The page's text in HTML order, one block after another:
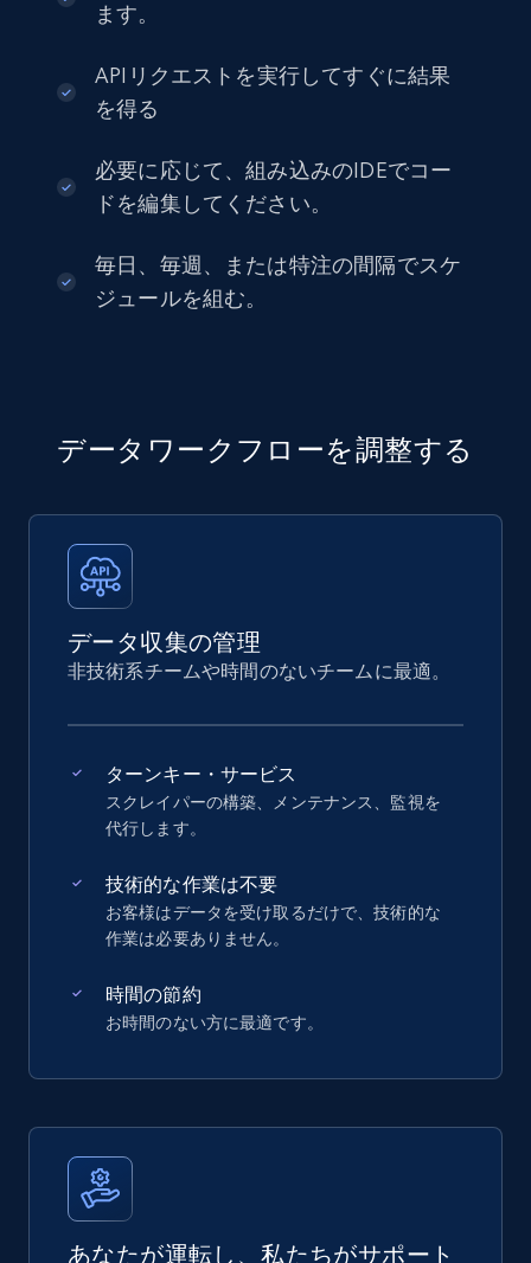
ます。
APIリクエストを実行してすぐに結果
を得る
必要に応じて、組み込みのIDEでコー
ドを編集してください。
毎日、毎週、または特注の間隔でスケ
ジュールを組む。
データワークフローを調整する
データ収集の管理
非技術系チームや時間のないチームに最適。
ターンキー・サービス
スクレイパーの構築、メンテナンス、監視を
代行します。
技術的な作業は不要
お客様はデータを受け取るだけで、技術的な
作業は必要ありません。
時間の節約
お時間のない方に最適です。
あなたが運転し、私たちがサポート